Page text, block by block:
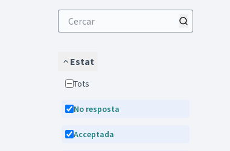
Estat
Tots
No resposta
Acceptada